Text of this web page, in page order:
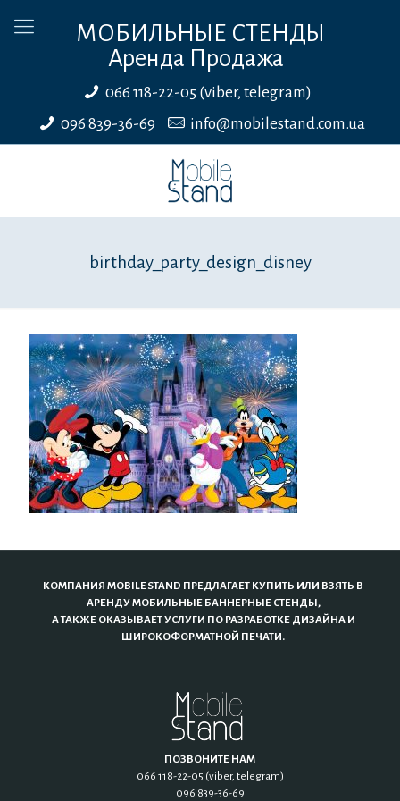
МОБИЛЬНЫЕ СТЕНДЫ
Аренда Продажа
066 118-22-05 (viber, telegram)
096 839-36-69
info@mobilestand.com.ua
birthday_party_design_disney
КОМПАНИЯ MOBILE STAND ПРЕДЛАГАЕТ КУПИТЬ ИЛИ ВЗЯТЬ В
АРЕНДУ МОБИЛЬНЫЕ БАННЕРНЫЕ СТЕНДЫ,
А ТАКЖЕ ОКАЗЫВАЕТ УСЛУГИ ПО РАЗРАБОТКЕ ДИЗАЙНА И
ШИРОКОФОРМАТНОЙ ПЕЧАТИ.
ПОЗВОНИТЕ НАМ
066 118-22-05 (viber, telegram)
096 839-36-69